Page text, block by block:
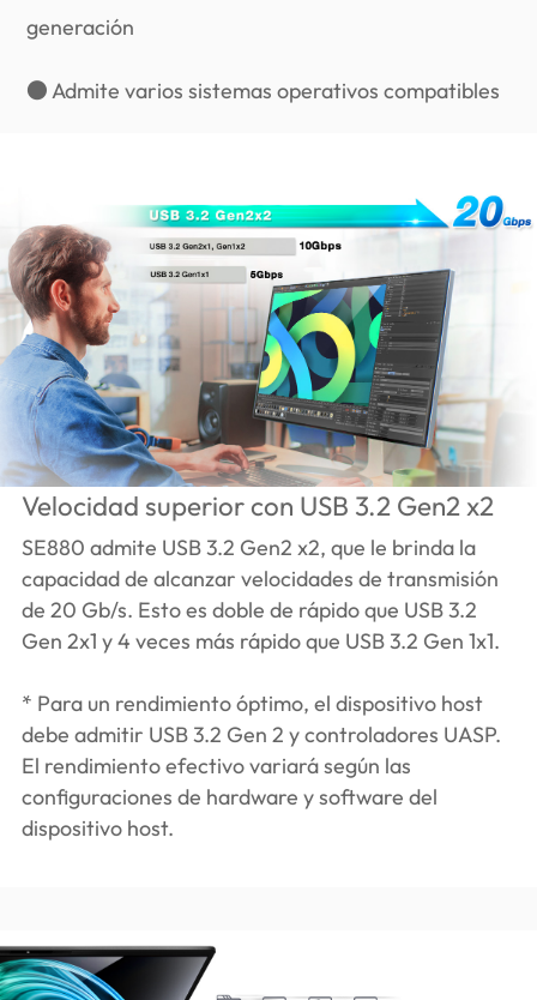
generación
● Admite varios sistemas operativos compatibles
Velocidad superior con USB 3.2 Gen2 x2
SE880 admite USB 3.2 Gen2 x2, que le brinda la
capacidad de alcanzar velocidades de transmisión
de 20 Gb/s. Esto es doble de rápido que USB 3.2
Gen 2x1 y 4 veces más rápido que USB 3.2 Gen 1x1.
* Para un rendimiento óptimo, el dispositivo host
debe admitir USB 3.2 Gen 2 y controladores UASP.
El rendimiento efectivo variará según las
configuraciones de hardware y software del
dispositivo host.